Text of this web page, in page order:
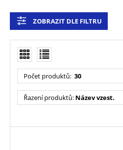
ZOBRAZIT DLE FILTRU
Počet produktů: 30
Řazení produktů: Název vzest.